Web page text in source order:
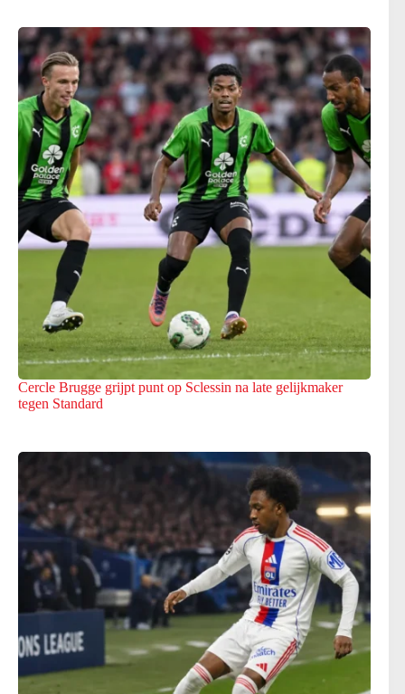
Cercle Brugge grijpt punt op Sclessin na late gelijkmaker
tegen Standard